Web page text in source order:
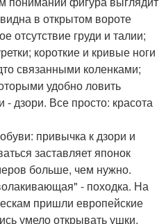
в открытом вороте
отсутствие груди и талии;
короткие и кривые ноги
связанными коленками;
удобно ловить
дзори. Все просто: красота
привычка к дзори и
заставляет японок
больше, чем нужно.
- походка. На
пришли европейские
умело открывать ушки.